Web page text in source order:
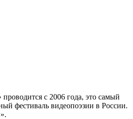
с 2006 года, это самый
фестиваль видеопоэзии в России.